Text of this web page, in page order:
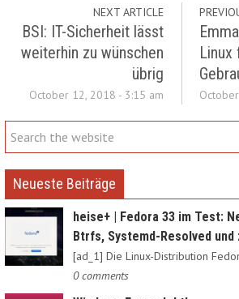
NEXT ARTICLE
BSI: IT-Sicherheit lässt
weiterhin zu wünschen
übrig
October 12, 2018 - 3:15 am
Linux
Neueste Beiträge
heise+ | Fedora 33 im Test:
Btrfs, Systemd-Resolved und
0 comments